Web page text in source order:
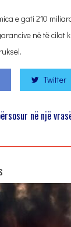
e gati 210
në të
Twitter
në një